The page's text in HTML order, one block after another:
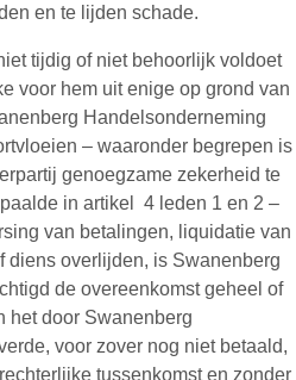
en te lijden schade.
tijdig of niet behoorlijk voldoet
voor hem uit enige op grond van
Handelsonderneming
– waaronder begrepen is
genoegzame zekerheid te
in artikel 4 leden 1 en 2 –
van betalingen, liquidatie van
diens overlijden, is Swanenberg
de overeenkomst geheel of
het door Swanenberg
voor zover nog niet betaald,
tussenkomst en zonder